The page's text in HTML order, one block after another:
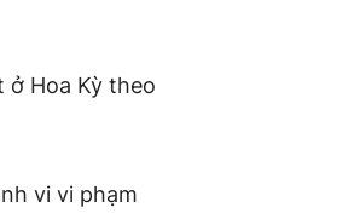
ở Hoa Kỳ theo
vi vi phạm